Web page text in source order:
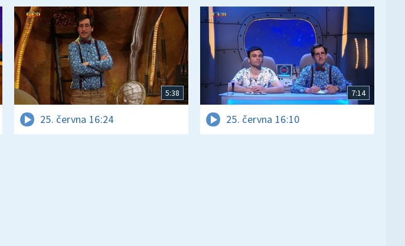
5:38
25. června 16:24
7:14
25. června 16:10